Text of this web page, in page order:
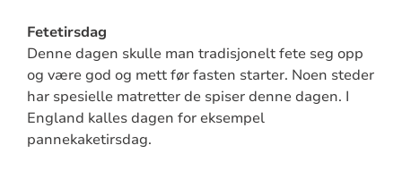
Fetetirsdag
Denne dagen skulle man tradisjonelt fete seg opp
og være god og mett før fasten starter. Noen steder
har spesielle matretter de spiser denne dagen. I
England kalles dagen for eksempel
pannekaketirsdag.